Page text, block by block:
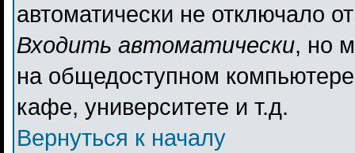
автоматически не отключало
Входить автоматически, но
на общедоступном
кафе, университете и т.д.
Вернуться к началу